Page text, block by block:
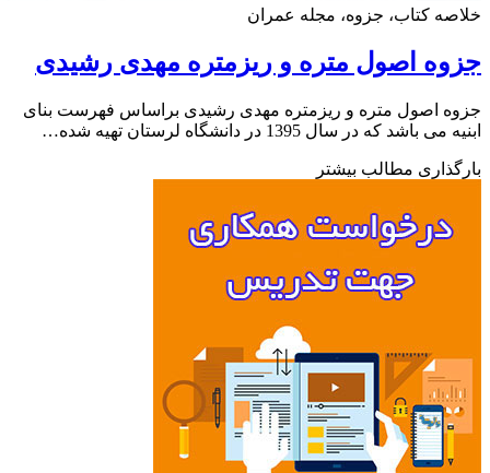
کتاب، جزوه، مجله عمران
اصول متره و ریزمتره مهدی رشیدی
اصول متره و ریزمتره مهدی رشیدی براساس فهرست بنای
که در سال 1395 در دانشگاه لرستان تهیه شده…
مطالب بیشتر